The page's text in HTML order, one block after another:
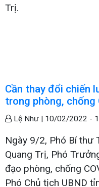
Trị.
Cần thay đổi chiến
trong phòng, chống
Lệ Như | 10/02/2022 -
Ngày 9/2, Phó Bí thư
Quang Trị, Phó
đạo phòng, chống
Phó Chủ tịch UBND